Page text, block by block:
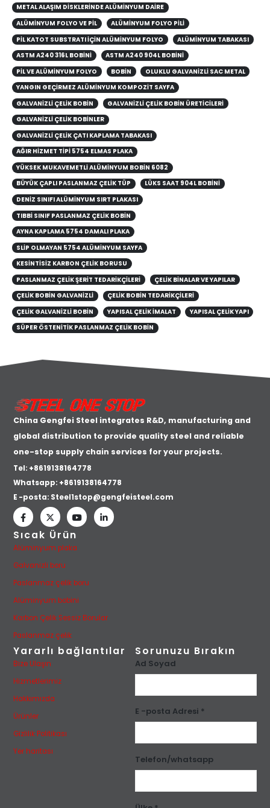
METAL ALAŞIM DISKLERINDE ALÜMINYUM DAIRE
ALÜMINYUM FOLYO VE PIL
ALÜMINYUM FOLYO PILI
PIL KATOT SUBSTRATI IÇIN ALÜMINYUM FOLYO
ALÜMINYUM TABAKASI
ASTM A240 316L BOBINI
ASTM A240 904L BOBINI
PIL VE ALÜMINYUM FOLYO
BOBIN
OLUKLU GALVANIZLI SAC METAL
YANGIN GEÇIRMEZ ALÜMINYUM KOMPOZIT SAYFA
GALVANIZLI ÇELIK BOBIN
GALVANIZLI ÇELIK BOBIN ÜRETICILERI
GALVANIZLI ÇELIK BOBINLER
GALVANIZLI ÇELIK ÇATI KAPLAMA TABAKASI
AĞIR HIZMET TIPI 5754 ELMAS PLAKA
YÜKSEK MUKAVEMETLI ALÜMINYUM BOBIN 6082
BÜYÜK ÇAPLI PASLANMAZ ÇELIK TÜP
LÜKS SAAT 904L BOBINI
DENIZ SINIFI ALÜMINYUM SIRT PLAKASI
TIBBI SINIF PASLANMAZ ÇELIK BOBIN
AYNA KAPLAMA 5754 DAMALI PLAKA
SLIP OLMAYAN 5754 ALÜMINYUM SAYFA
KESINTISIZ KARBON ÇELIK BORUSU
PASLANMAZ ÇELIK ŞERIT TEDARIKÇILERI
ÇELIK BINALAR VE YAPILAR
ÇELIK BOBIN GALVANIZLI
ÇELIK BOBIN TEDARIKÇILERI
ÇELIK GALVANIZLI BOBIN
YAPISAL ÇELIK IMALAT
YAPISAL ÇELIK YAPI
SÜPER ÖSTENITIK PASLANMAZ ÇELIK BOBIN
China Gengfei Steel integrates R&D, manufacturing and
global distribution to provide quality steel and reliable
one-stop supply chain services for your projects.
Tel: +8619138164778
Whatsapp: +8619138164778
E -posta: Steel1stop@gengfeisteel.com
Sıcak Ürün
Alüminyum plaka
Galvanizli boru
Paslanmaz çelik boru
Alüminyum bobini
Karbon Çelik Sessiz Borular
Paslanmaz çelik
Yararlı bağlantılar
Bize Ulaşın
Hizmetlerimiz
Hakkımızda
Ürünler
Gizlilik Politikası
Yer haritası
Sorunuzu Bırakın
Ad Soyad
E -posta Adresi *
Telefon/whatsapp